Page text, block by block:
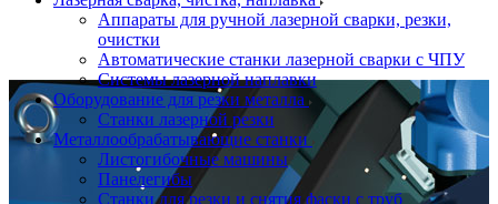
Аппараты для ручной лазерной сварки, резки,
очистки
Автоматические станки лазерной сварки с ЧПУ
Системы лазерной наплавки
Оборудование для резки металла
Станки лазерной резки
Металлообрабатывающие станки
Листогибочные машины
Панелегибы
Станки для резки и снятия фаски с труб